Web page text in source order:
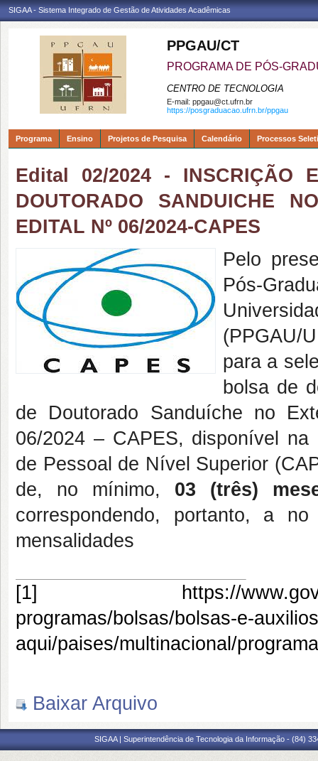
SIGAA - Sistema Integrado de Gestão de Atividades Acadêmicas
PPGAU/CT
PROGRAMA DE PÓS-
CENTRO DE TECNOLOGIA
E-mail: ppgau@ct.ufrn.br
https://posgraduacao.ufrn.br/ppgau
Programa Ensino Projetos de Pesquisa Calendário Processos
Edital 02/2024 - INSCRIÇÃO
DOUTORADO SANDUICHE
EDITAL Nº 06/2024-CAPES
Pelo
Pós-
(PPGAU/
para a
bolsa de
de Doutorado Sanduíche no
06/2024 – CAPES, disponível na
de Pessoal de Nível Superior
de, no mínimo, 03 (três)
correspondendo, portanto, a
mensalidades
[1]
https://
programas/bolsas/bolsas-e-
aqui/paises/multinacional/
Baixar Arquivo
SIGAA | Superintendência de Tecnologia da Informação - (84)